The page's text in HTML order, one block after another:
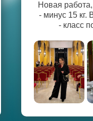
Новая
- минус 15
- класс